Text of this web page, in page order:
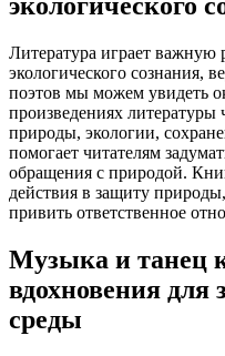
экологического
Литература играет важную
экологического сознания,
поэтов мы можем увидеть
произведениях литературы
природы, экологии,
помогает читателям
обращения с природой.
действия в защиту
привить ответственное
Музыка и танец
вдохновения
среды